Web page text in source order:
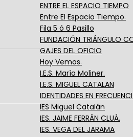
ENTRE EL ESPACIO TIEMPO
Entre El Espacio Tiempo.
Fila 5 ó 6 Pasillo
FUNDACIÓN TRIÁNGULO
GAJES DEL OFICIO
Hoy Vemos.
I.E.S. María Moliner.
I.E.S. MIGUEL CATALAN
IDENTIDADES EN
IES Miguel Catalán
IES. JAIME FERRÁN CLUÁ.
IES. VEGA DEL JARAMA